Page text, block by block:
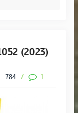
(2023)
784 / 1